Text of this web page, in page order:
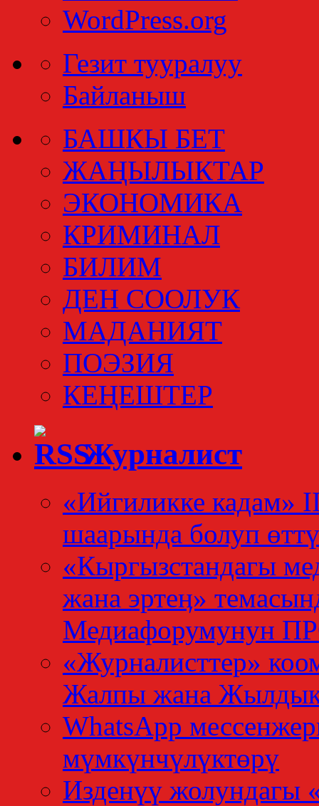
WordPress.org
Гезит тууралуу
Байланыш
БАШКЫ БЕТ
ЖАҢЫЛЫКТАР
ЭКОНОМИКА
КРИМИНАЛ
БИЛИМ
ДЕН СООЛУК
МАДАНИЯТ
ПОЭЗИЯ
КЕҢЕШТЕР
Журналист
«Ийгиликке кадам»
шаарында болуп өттү
«Кыргызстандагы
жана эртеӊ»
Медиафорумунун
«Журналисттер»
Жалпы жана
WhatsApp
мүмкүнчүлүктөрү
Изденүү жолундагы